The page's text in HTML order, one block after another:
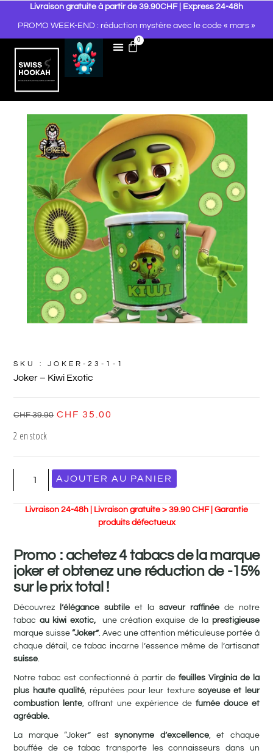
Livraison gratuite à partir de 39.90CHF | Express 24-48h
PROMO WEEK-END : réduction mystère avec le code « mars »
0
SKU : JOKER-23-1-1
Joker – Kiwi Exotic
CHF39.90 CHF 35.00
2 en stock
AJOUTER AU PANIER
Livraison 24-48h | Livraison gratuite > 39.90 CHF | Garantie
produits défectueux
Promo : achetez 4 tabacs de la marque
joker et obtenez une réduction de -15%
sur le prix total !
Découvrez l’élégance subtile et la saveur raffinéede notre
tabac au kiwi exotic, une création exquise de la prestigieuse
marque suisse “Joker”. Avec une attention méticuleuse portée à
chaque détail, ce tabac incarne l’essence même de l’artisanat
suisse
Notre tabac est confectionné à partir defeuilles Virginia de la
plus haute qualité , réputées pour leur texture soyeuse et leur
combustion lente , offrant une expérience de fumée douce et
agréable.
La marque “Joker” estsynonyme d’excellence, et chaque
bouffée de ce tabac transporte les connaisseurs dans un